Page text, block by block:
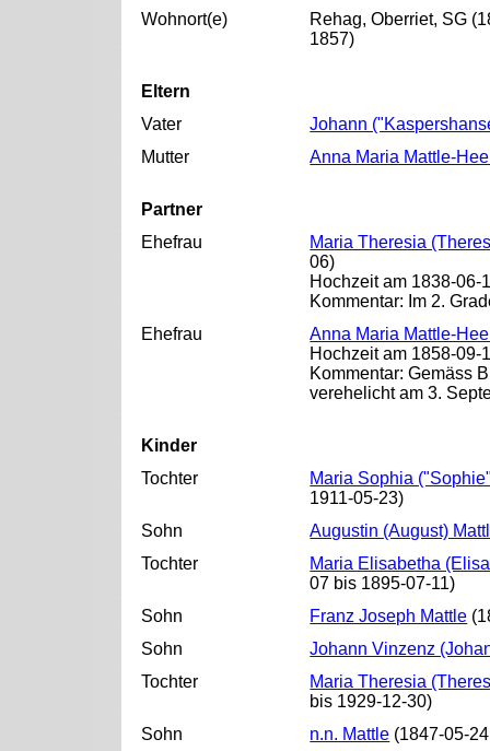
Wohnort(e)
Rehag, Oberriet, SG
1857)
Eltern
Vater
Johann
Mutter
Anna Maria Mattle-
Partner
Ehefrau
Maria Theresia
06)
Hochzeit am 1838-06-
Kommentar: Im 2.
Ehefrau
Anna Maria Mattle-
Hochzeit am 1858-09-
Kommentar: Gemäss
verehelicht am 3.
Kinder
Tochter
Maria Sophia
1911-05-23)
Sohn
Augustin (August)
Tochter
Maria Elisabetha
07 bis 1895-07-11)
Sohn
Franz Joseph Mattle
Sohn
Johann Vinzenz
Tochter
Maria Theresia
bis 1929-12-30)
Sohn
n.n. Mattle (1847-05-